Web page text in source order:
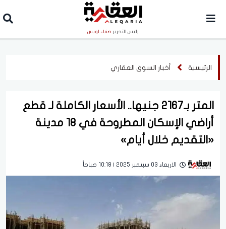
رئيس التحرير صفاء لويس
الرئيسية أخبار السوق العقاري
المتر بـ2167 جنيها.. الأسعار الكاملة لـ قطع
أراضي الإسكان المطروحة في 18 مدينة
«التقديم خلال أيام»
الاربعاء 03 سبتمبر 2025 | 10:18 صباحاً